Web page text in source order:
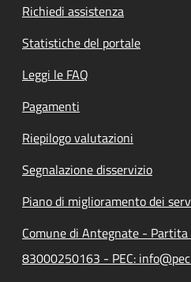
Richiedi assistenza
Statistiche del portale
Leggi le FAQ
Pagamenti
Riepilogo valutazioni
Segnalazione disservizio
Piano di miglioramento dei
Comune di Antegnate -
83000250163 - PEC: